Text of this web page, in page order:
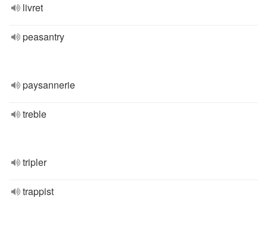
livret
peasantry
paysannerie
treble
tripler
trappist